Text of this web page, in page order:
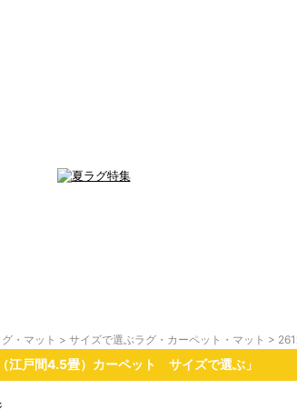
グ・マット > サイズで選ぶラグ・カーペット・マット >
江戸間4.5畳）カーペット サイズで選ぶ」